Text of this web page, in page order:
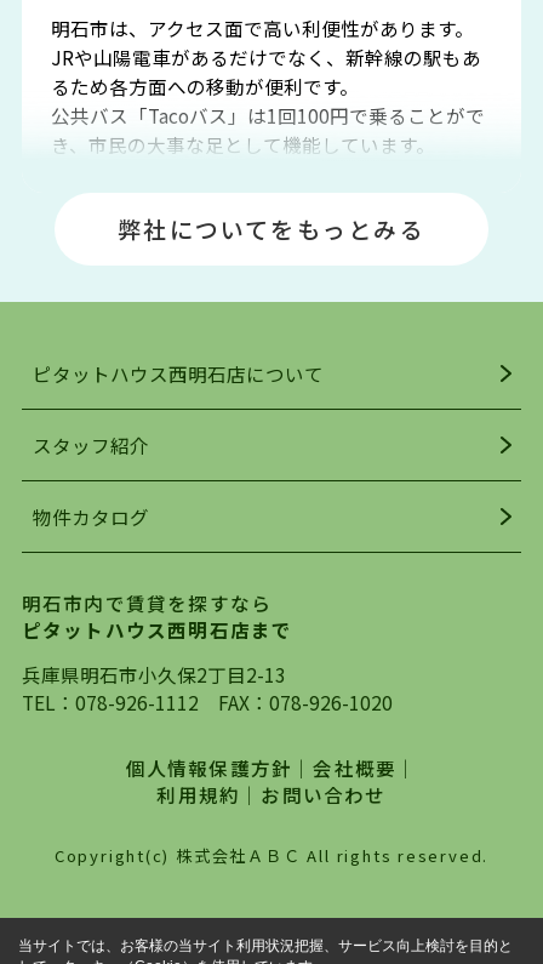
明石市は、アクセス面で高い利便性があります。
JRや山陽電車があるだけでなく、新幹線の駅もあ
るため各方面への移動が便利です。
公共バス「Tacoバス」は1回100円で乗ることがで
き、市民の大事な足として機能しています。
場や釣りスポットが多くあります。JR「大久保
駅」周辺には、ビブレ・イオンをはじめとした買
い物施設も多くあり、買い物にも困りません。
明石駅・西明石駅を中心に、明石市・神戸市西区
でお部屋探している方は、ぜひ当ＨＰにて物件を
お探しになってください。弊社は、スタッフの平
を行っており地域最大級の情報取扱量を誇ってお
ります。店頭で限られた物件をご紹介する、従来
自身でインターネットを利用し、理想のお部屋を
探していただき、選択していただいた物件情報に
対して、専門知識を持ったスタッフがサポートさ
せていただくスタイルを心がけております。私た
は、一度だけでは終わらない、お客様との末長い
お付き合いです。初めての一人暮らしから、就
職・ご結婚・売買物件の購入、などなど一生涯に
わたる、良きアドバイザーとして、地域に密着し
た営業スタイルで様々なお役立ちができればと強
弊社についてをもっとみる
ピタットハウス西明石店について
スタッフ紹介
物件カタログ
明石市内で賃貸を探すなら
ピタットハウス西明石店まで
兵庫県明石市小久保2丁目2-13
TEL： 078-926-1112 FAX：078-926-1020
個人情報保護方針 ｜会社概要 ｜
利用規約 ｜ お問い合わせ
Copyright(c) 株式会社ＡＢＣ All rights reserved.
当サイトでは、お客様の当サイト利用状況把握、サービス向上検討を目的と